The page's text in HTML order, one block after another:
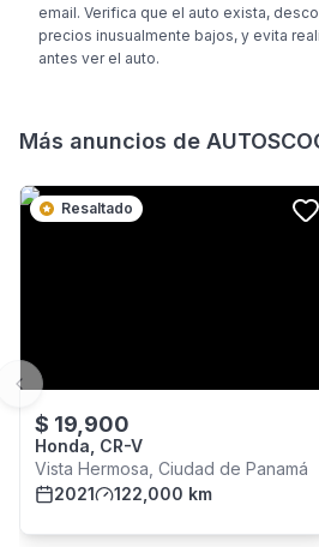
email. Verifica que el auto exista,
precios inusualmente bajos, y evita
antes ver el auto.
Más anuncios de
Resaltado
$ 19,900
Honda, CR-V
Vista Hermosa, Ciudad de Panamá
2021
122,000 km
Previous slide